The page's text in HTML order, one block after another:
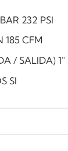
232 PSI
185 CFM
/ SALIDA) 1"
SI